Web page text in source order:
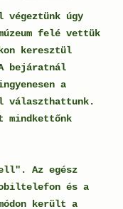
végeztünk úgy
felé vettük
keresztül
bejáratnál
a
választhattunk.
mindkettőnk
Az egész
és a
került a